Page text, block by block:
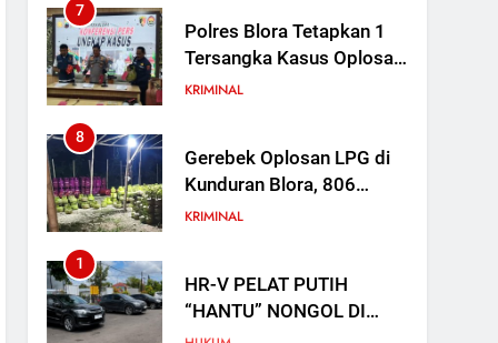
7
Polres Blora Tetapkan 1
Tersangka Kasus Oplosan
LPG Subsidi di Kunduran,
KRIMINAL
8
Gerebek Oplosan LPG di
Kunduran Blora, 806
Tabung Disita tapi Belum
KRIMINAL
1
HR-V PELAT PUTIH
“HANTU” NONGOL DI
KEJARI BLORA: NOPOL K